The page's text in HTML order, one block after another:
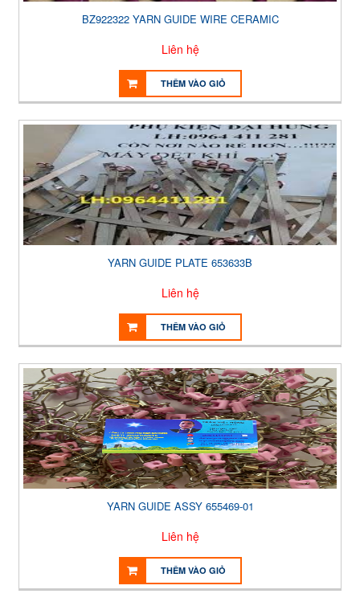
BZ922322 YARN GUIDE WIRE CERAMIC
Liên hệ
THÊM VÀO GIỎ
YARN GUIDE PLATE 653633B
Liên hệ
THÊM VÀO GIỎ
YARN GUIDE ASSY 655469-01
Liên hệ
THÊM VÀO GIỎ